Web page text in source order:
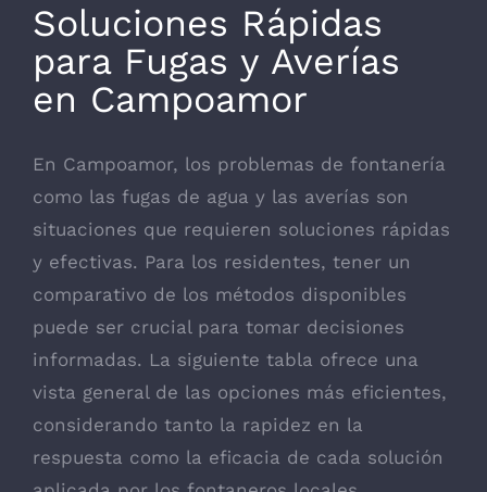
Soluciones Rápidas
para Fugas y Averías
en Campoamor
En Campoamor, los problemas de fontanería
como las fugas de agua y las averías son
situaciones que requieren soluciones rápidas
y efectivas. Para los residentes, tener un
comparativo de los métodos disponibles
puede ser crucial para tomar decisiones
informadas. La siguiente tabla ofrece una
vista general de las opciones más eficientes,
considerando tanto la rapidez en la
respuesta como la eficacia de cada solución